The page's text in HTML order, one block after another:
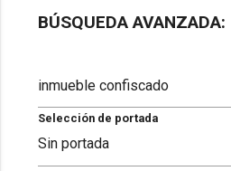
BÚSQUEDA AVANZADA:
Selección de portada